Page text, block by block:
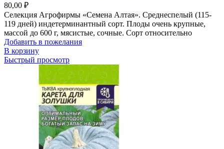
80,00 ₽
Селекция Агрофирмы «Семена Алтая». Среднеспелый (115-
119 дней) индетерминантный сорт. Плоды очень крупные,
массой до 600 г, мясистые, сочные. Сорт относительно
Добавить в пожелания
В корзину
Быстрый просмотр